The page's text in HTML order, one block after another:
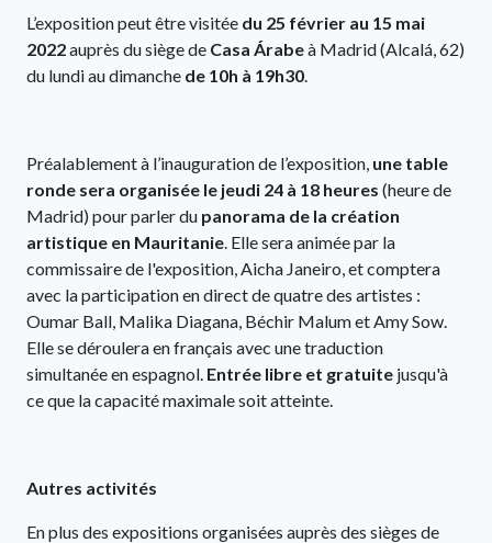
L’exposition peut être visitée du 25 février au 15 mai
2022auprès du siège de Casa Árabeà Madrid (Alcalá, 62)
du lundi au dimanche de 10h à 19h30
Préalablement à l’inauguration de l’exposition, une table
ronde sera organisée le jeudi 24 à 18 heures (heure de
Madrid) pour parler du panorama de la création
artistique en Mauritanie . Elle sera animée par la
commissaire de l'exposition, Aicha Janeiro, et comptera
avec la participation en direct de quatre des artistes :
Oumar Ball, Malika Diagana, Béchir Malum et Amy Sow.
Elle se déroulera en français avec une traduction
simultanée en espagnol. Entrée libre et gratuite jusqu'à
ce que la capacité maximale soit atteinte.
Autres activités
En plus des expositions organisées auprès des sièges de